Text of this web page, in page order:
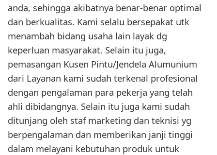
anda, sehingga akibatnya benar-benar optimal
dan berkualitas. Kami selalu bersepakat utk
menambah bidang usaha lain layak dg
keperluan masyarakat. Selain itu juga,
pemasangan Kusen Pintu/Jendela Alumunium
dari Layanan kami sudah terkenal profesional
dengan pengalaman para pekerja yang telah
ahli dibidangnya. Selain itu juga kami sudah
ditunjang oleh staf marketing dan teknisi yg
berpengalaman dan memberikan janji tinggi
dalam melayani kebutuhan produk untuk